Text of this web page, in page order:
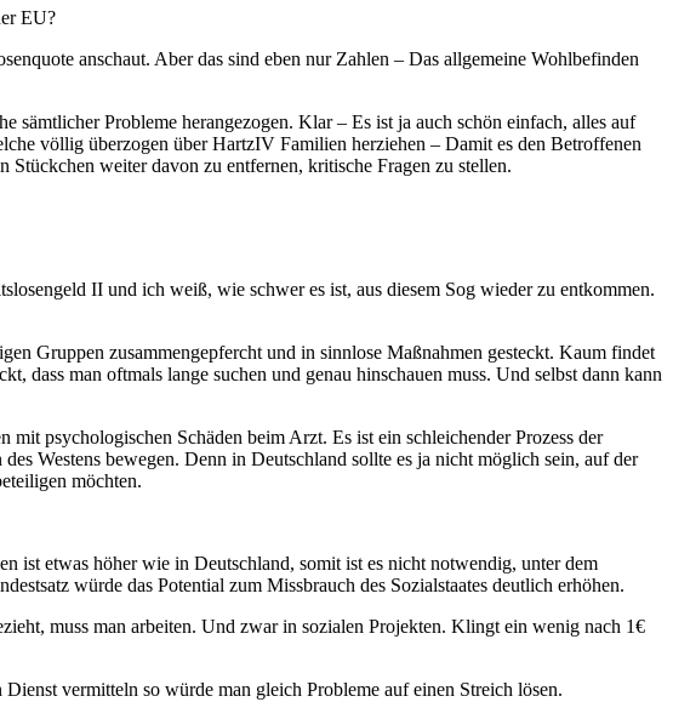
EU?
anschaut. Aber das sind eben nur Zahlen – Das allgemeine Wohlbefinden
sämtlicher Probleme herangezogen. Klar – Es ist ja auch schön einfach, alles auf
völlig überzogen über HartzIV Familien herziehen – Damit es den Betroffenen
Stückchen weiter davon zu entfernen, kritische Fragen zu stellen.
II und ich weiß, wie schwer es ist, aus diesem Sog wieder zu entkommen.
Gruppen zusammengepfercht und in sinnlose Maßnahmen gesteckt. Kaum findet
dass man oftmals lange suchen und genau hinschauen muss. Und selbst dann kann
psychologischen Schäden beim Arzt. Es ist ein schleichender Prozess der
Westens bewegen. Denn in Deutschland sollte es ja nicht möglich sein, auf der
möchten.
ist etwas höher wie in Deutschland, somit ist es nicht notwendig, unter dem
würde das Potential zum Missbrauch des Sozialstaates deutlich erhöhen.
muss man arbeiten. Und zwar in sozialen Projekten. Klingt ein wenig nach 1€
vermitteln so würde man gleich Probleme auf einen Streich lösen.